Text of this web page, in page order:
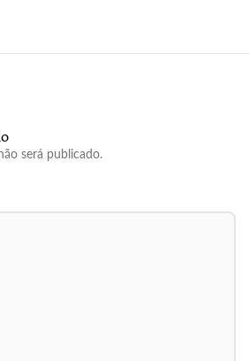
será publicado.